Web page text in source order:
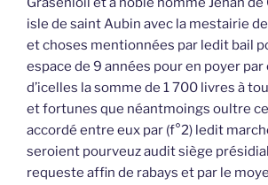
isle de saint Aubin avec la mestairie
et choses mentionnées par ledit bail
espace de 9 années pour en poyer par
d’icelles la somme de 1 700 livres à
et fortunes que néantmoings oultre
accordé entre eux par (f°2) ledit
seroient pourveuz audit siège
requeste affin de rabays et par le